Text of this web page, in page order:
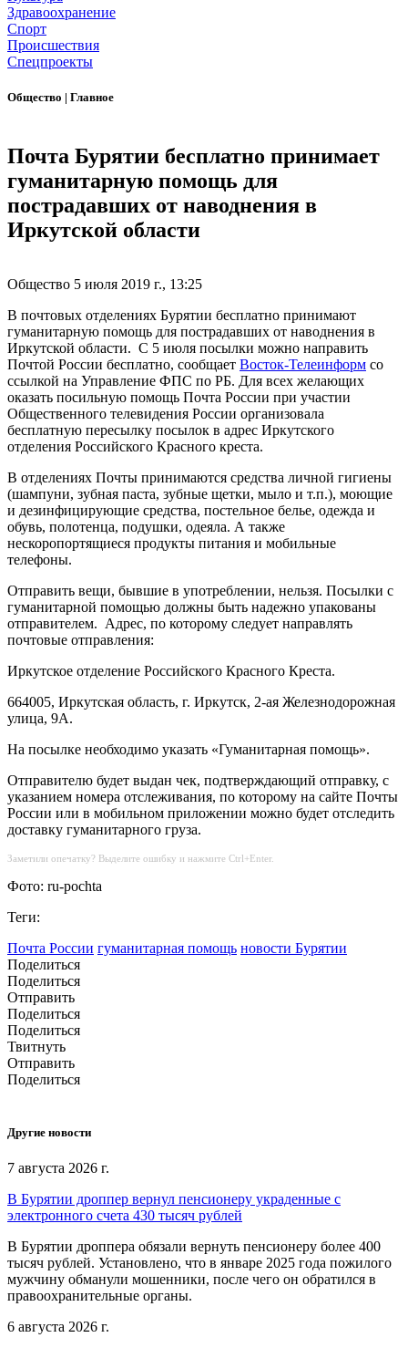
Здравоохранение
Спорт
Происшествия
Спецпроекты
Общество | Главное
Почта Бурятии бесплатно принимает
гуманитарную помощь для
пострадавших от наводнения в
Иркутской области
Общество 5 июля 2019 г., 13:25
В почтовых отделениях Бурятии бесплатно принимают
гуманитарную помощь для пострадавших от наводнения в
Иркутской области. С 5 июля посылки можно направить
Почтой России бесплатно, сообщает Восток-Телеинформ со
ссылкой на Управление ФПС по РБ. Для всех желающих
оказать посильную помощь Почта России при участии
Общественного телевидения России организовала
бесплатную пересылку посылок в адрес Иркутского
отделения Российского Красного креста.
В отделениях Почты принимаются средства личной гигиены
(шампуни, зубная паста, зубные щетки, мыло и т.п.), моющие
и дезинфицирующие средства, постельное белье, одежда и
обувь, полотенца, подушки, одеяла. А также
нескоропортящиеся продукты питания и мобильные
телефоны.
Отправить вещи, бывшие в употреблении, нельзя. Посылки с
гуманитарной помощью должны быть надежно упакованы
отправителем. Адрес, по которому следует направлять
почтовые отправления:
Иркутское отделение Российского Красного Креста.
664005, Иркутская область, г. Иркутск, 2-ая Железнодорожная
улица, 9А.
На посылке необходимо указать «Гуманитарная помощь».
Отправителю будет выдан чек, подтверждающий отправку, с
указанием номера отслеживания, по которому на сайте Почты
России или в мобильном приложении можно будет отследить
доставку гуманитарного груза.
Заметили опечатку? Выделите ошибку и нажмите Ctrl+Enter.
Фото: ru-pochta
Теги:
Почта России гуманитарная помощь новости Бурятии
Поделиться
Поделиться
Отправить
Поделиться
Поделиться
Твитнуть
Отправить
Поделиться
Другие новости
7 августа 2026 г.
В Бурятии дроппер вернул пенсионеру украденные с
электронного счета 430 тысяч рублей
В Бурятии дроппера обязали вернуть пенсионеру более 400
тысяч рублей. Установлено, что в январе 2025 года пожилого
мужчину обманули мошенники, после чего он обратился в
правоохранительные органы.
6 августа 2026 г.